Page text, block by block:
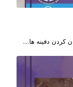
کردن دفینه ها…